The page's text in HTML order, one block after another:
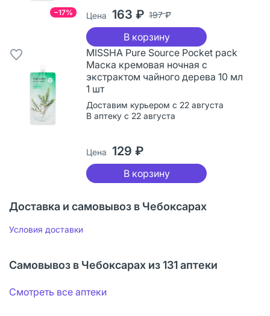
−17% Цена 163 ₽ 197 ₽
В корзину
MISSHA Pure Source Pocket pack
Маска кремовая ночная с
экстрактом чайного дерева 10 мл
1 шт
Доставим курьером с 22 августа
В аптеку с 22 августа
Цена 129 ₽
В корзину
Доставка и самовывоз в Чебоксарах
Условия доставки
Самовывоз в Чебоксарах из 131 аптеки
Смотреть все аптеки